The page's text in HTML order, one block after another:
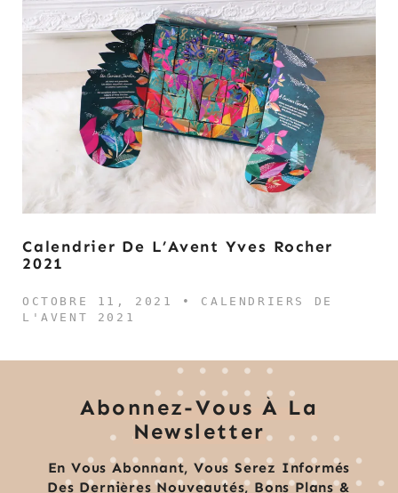
Calendrier De L’Avent Yves Rocher
2021
OCTOBRE 11, 2021 • CALENDRIERS DE
L'AVENT 2021
Abonnez-Vous À La
Newsletter
En Vous Abonnant, Vous Serez Informés
Des Dernières Nouveautés, Bons Plans &